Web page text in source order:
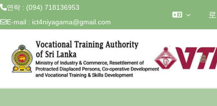
연락 : (094) 718136953
E-mail : ict4niyagama@gmail.com
홈